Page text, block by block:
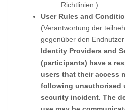
Richtlinien.)
User Rules and
(Verantwortung der
gegenüber den
Identity Providers and
(participants) have a
users that their access
following unauthorised
security incident. The